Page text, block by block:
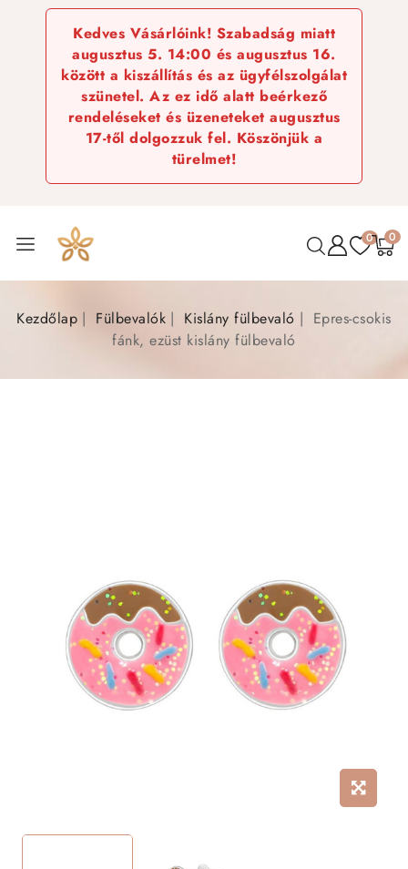
Kedves Vásárlóink! Szabadság miatt
augusztus 5. 14:00 és augusztus 16.
között a kiszállítás és az ügyfélszolgálat
szünetel. Az ez idő alatt beérkező
rendeléseket és üzeneteket augusztus
17-től dolgozzuk fel. Köszönjük a
türelmet!
0 0
Kezdőlap Fülbevalók Kislány fülbevaló
Epres-csokis
fánk, ezüst kislány fülbevaló